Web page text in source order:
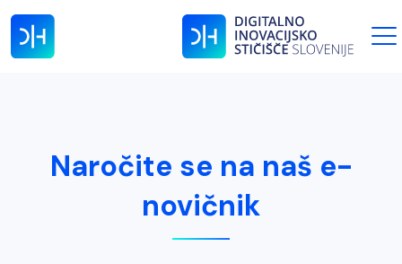
Naročite se na naš e-
novičnik